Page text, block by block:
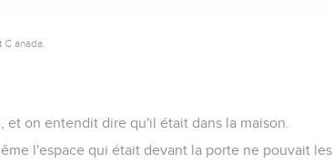
anada.
et on entendit dire qu'il était dans la maison.
l'espace qui était devant la porte ne pouvait les